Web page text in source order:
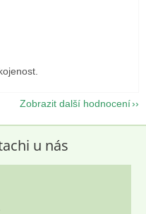
5 z 5 hvězdiček.
Zobrazit další hodnocení
u nás